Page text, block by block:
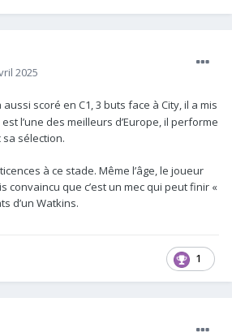
2025
scoré en C1, 3 buts face à City, il a mis
l’une des meilleurs d’Europe, il performe
sélection.
à ce stade. Même l’âge, le joueur
convaincu que c’est un mec qui peut finir «
d’un Watkins.
1